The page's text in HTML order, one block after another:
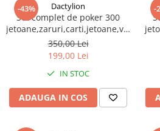
-43% Dactylion
Set complet de poker 300
jetoane,zaruri,carti,jetoane,valiza
de aluminiu inclusa
350,00 Lei
199,00 Lei
IN STOC
ADAUGA IN COS
-